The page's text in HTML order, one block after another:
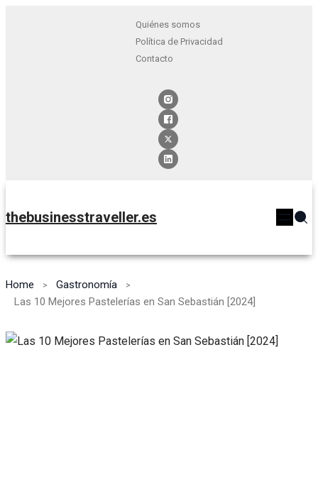
Quiénes somos
Política de Privacidad
Contacto
thebusinesstraveller.es
Home
Gastronomía
Las 10 Mejores Pastelerías en San Sebastián [2024]